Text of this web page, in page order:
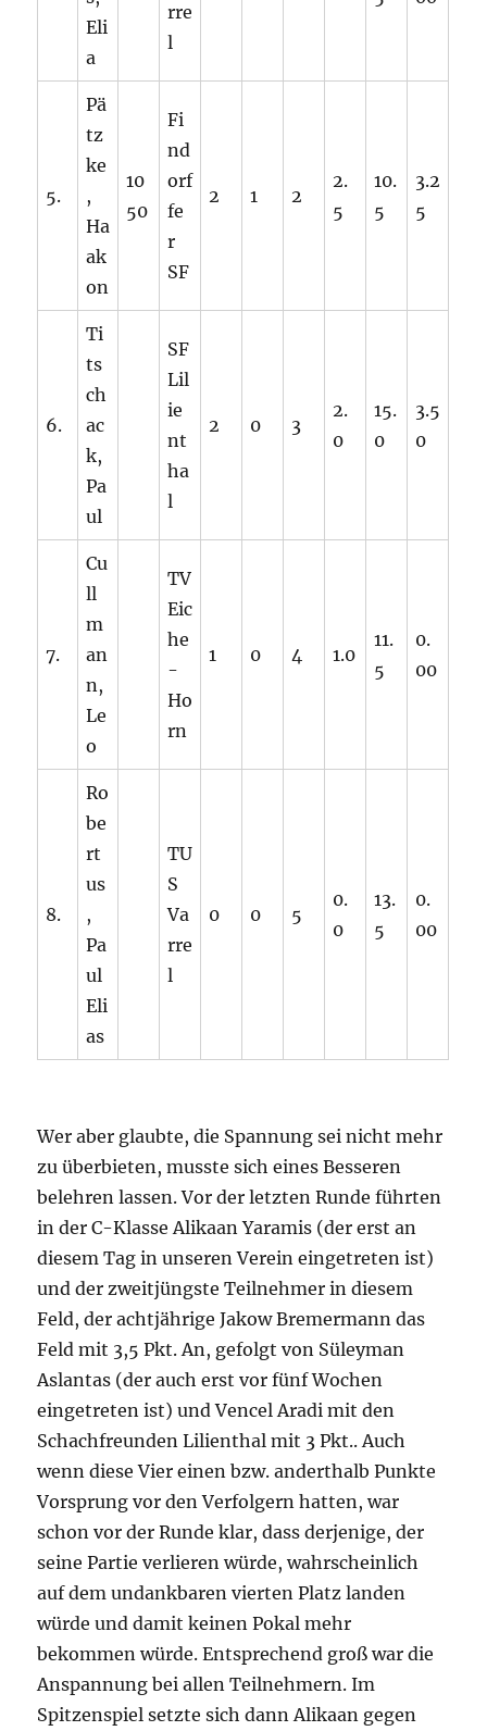
Eli
a
rre
l
5.
Pä
tz
ke
,
Ha
ak
on
10
50
Fi
nd
orf
fe
r
SF
2 1 2
2.
5
10.
5
3.2
5
6.
Ti
ts
ch
ac
k,
Pa
ul
SF
Lil
ie
nt
ha
l
2 0 3
2.
0
15.
0
3.5
0
7.
Cu
ll
m
an
n,
Le
o
TV
Eic
he
-
Ho
rn
1 0 4 1.0
11.
5
0.
00
8.
Ro
be
rt
us
,
Pa
ul
Eli
as
TU
S
Va
rre
l
0 0 5
0.
0
13.
5
0.
00
Wer aber glaubte, die Spannung sei nicht mehr
zu überbieten, musste sich eines Besseren
belehren lassen. Vor der letzten Runde führten
in der C-Klasse Alikaan Yaramis (der erst an
diesem Tag in unseren Verein eingetreten ist)
und der zweitjüngste Teilnehmer in diesem
Feld, der achtjährige Jakow Bremermann das
Feld mit 3,5 Pkt. An, gefolgt von Süleyman
Aslantas (der auch erst vor fünf Wochen
eingetreten ist) und Vencel Aradi mit den
Schachfreunden Lilienthal mit 3 Pkt.. Auch
wenn diese Vier einen bzw. anderthalb Punkte
Vorsprung vor den Verfolgern hatten, war
schon vor der Runde klar, dass derjenige, der
seine Partie verlieren würde, wahrscheinlich
auf dem undankbaren vierten Platz landen
würde und damit keinen Pokal mehr
bekommen würde. Entsprechend groß war die
Anspannung bei allen Teilnehmern. Im
Spitzenspiel setzte sich dann Alikaan gegen